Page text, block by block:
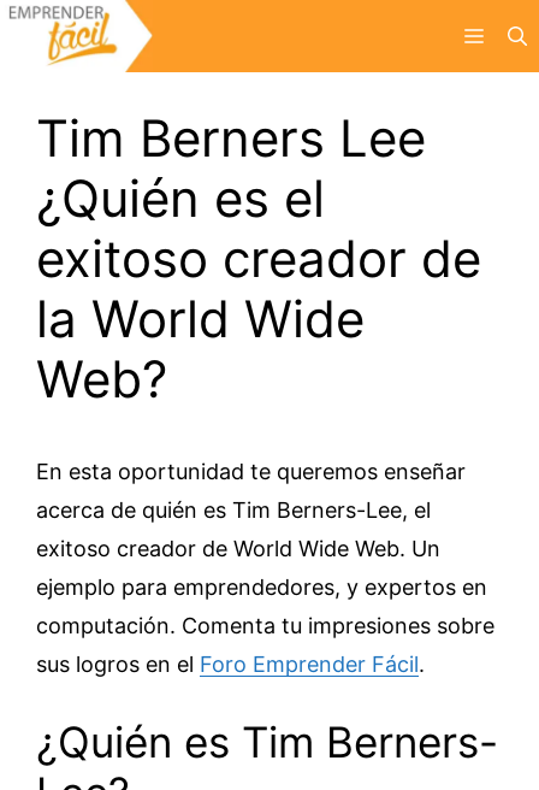
Saltar
Menú
Tim Berners Lee
¿Quién es el
exitoso creador de
la World Wide
Web?
En esta oportunidad te queremos enseñar
acerca de quién es Tim Berners-Lee, el
exitoso creador de World Wide Web. Un
ejemplo para emprendedores, y expertos en
computación. Comenta tu impresiones sobre
sus logros en el Foro Emprender Fácil.
¿Quién es Tim Berners-